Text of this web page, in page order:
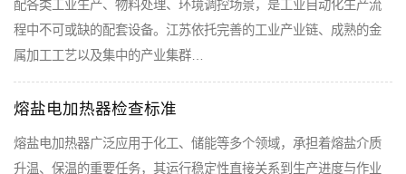
配各类工业生产、物料处理、环境调控场景，是工业自动化生产流
程中不可或缺的配套设备。江苏依托完善的工业产业链、成熟的金
属加工工艺以及集中的产业集群…
熔盐电加热器检查标准
熔盐电加热器广泛应用于化工、储能等多个领域，承担着熔盐介质
升温、保温的重要任务，其运行稳定性直接关系到生产进度与作业